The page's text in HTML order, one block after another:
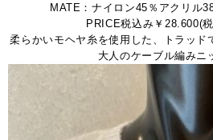
MATE：ナイロン45％アクリル
PRICE税込み￥28.600(
柔らかいモヘヤ糸を使用した、トラッド
大人のケーブル編み